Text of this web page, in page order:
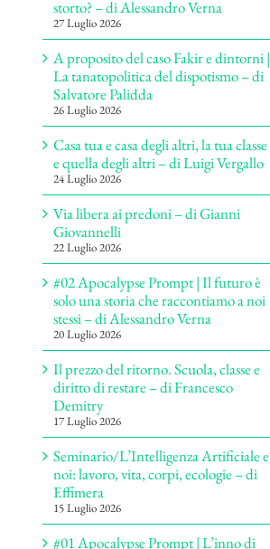
storto? – di Alessandro Verna
27 Luglio 2026
A proposito del caso Fakir e dintorni |
La tanatopolitica del dispotismo – di
Salvatore Palidda
26 Luglio 2026
Casa tua e casa degli altri, la tua classe
e quella degli altri – di Luigi Vergallo
24 Luglio 2026
Via libera ai predoni – di Gianni
Giovannelli
22 Luglio 2026
#02 Apocalypse Prompt | Il futuro è
solo una storia che raccontiamo a noi
stessi – di Alessandro Verna
20 Luglio 2026
Il prezzo del ritorno. Scuola, classe e
diritto di restare – di Francesco
Demitry
17 Luglio 2026
Seminario/L’Intelligenza Artificiale e
noi: lavoro, vita, corpi, ecologie – di
Effimera
15 Luglio 2026
#01 Apocalypse Prompt | L’inno di